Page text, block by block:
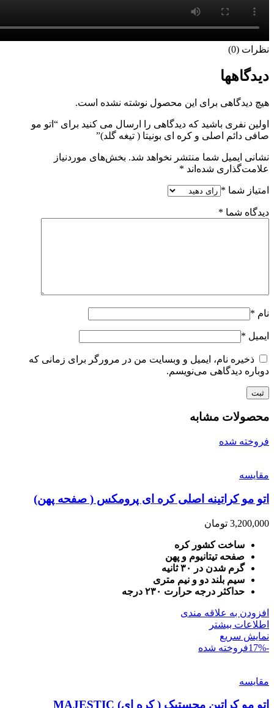
نظرات (0)
دیدگاهها
هیچ دیدگاهی برای این محصول نوشته نشده است.
اولین نفری باشید که دیدگاهی را ارسال می کنید برای “اتو مو
صافی دائم اصلی و کره ای بونیتا ( تیغه گلد)”
نشانی ایمیل شما منتشر نخواهد شد. بخش‌های موردنیاز
علامت‌گذاری شده‌اند *
امتیاز شما *
دیدگاه شما *
نام *
ایمیل *
ذخیره نام، ایمیل و وبسایت من در مرورگر برای زمانی که
دوباره دیدگاهی می‌نویسم.
محصولات مشابه
فروخته شده
مقايسه
اتو مو کراتینه اصلی کره ای پرومکس ( صفحه پهن)
3,200,000 تومان
ساخت کشور کره
صفحه تیتانیوم و پهن
گرم شدن در ۳۰ ثانیه
سیم بلند دو و نیم متری
حداکثر درجه حرارت ۲۳۰ درجه
افزودن به علاقه مندی
اطلاعات بیشتر
نمایش سریع
-17%
فروخته شده
مقايسه
اتو مو کراتین مجستیک ( کره ای) MAJESTIC